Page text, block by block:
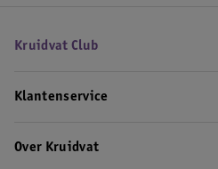
Kruidvat Club
Klantenservice
Over Kruidvat